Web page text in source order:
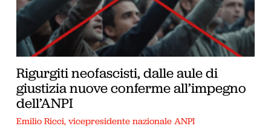
Rigurgiti neofascisti, dalle aule di
giustizia nuove conferme all’impegno
dell’ANPI
Emilio Ricci, vicepresidente nazionale ANPI